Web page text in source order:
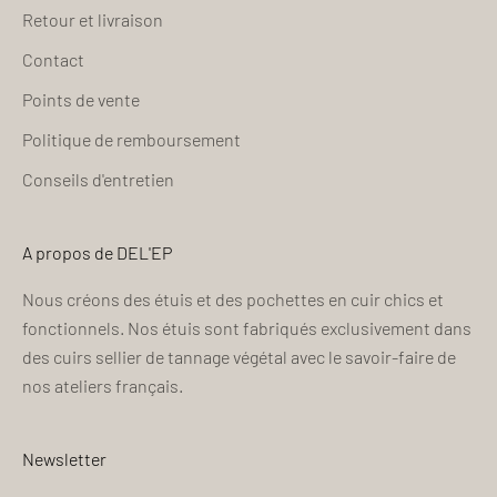
Retour et livraison
Contact
Points de vente
Politique de remboursement
Conseils d'entretien
A propos de DEL'EP
Nous créons des étuis et des pochettes en cuir chics et
fonctionnels. Nos étuis sont fabriqués exclusivement dans
des cuirs sellier de tannage végétal avec le savoir-faire de
nos ateliers français.
Newsletter